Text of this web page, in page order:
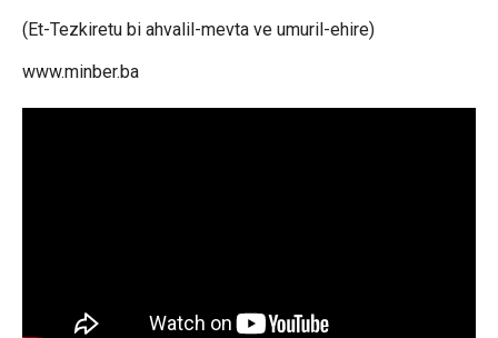
(Et-Tezkiretu bi ahvalil-mevta ve umuril-ehire)
www.minber.ba